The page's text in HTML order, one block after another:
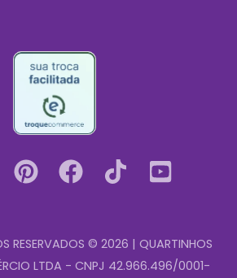
RESERVADOS © 2026 | QUARTINHOS
LTDA - CNPJ 42.966.496/0001-